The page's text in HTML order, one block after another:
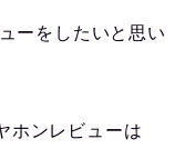
ーをしたいと思い
ホンレビューは